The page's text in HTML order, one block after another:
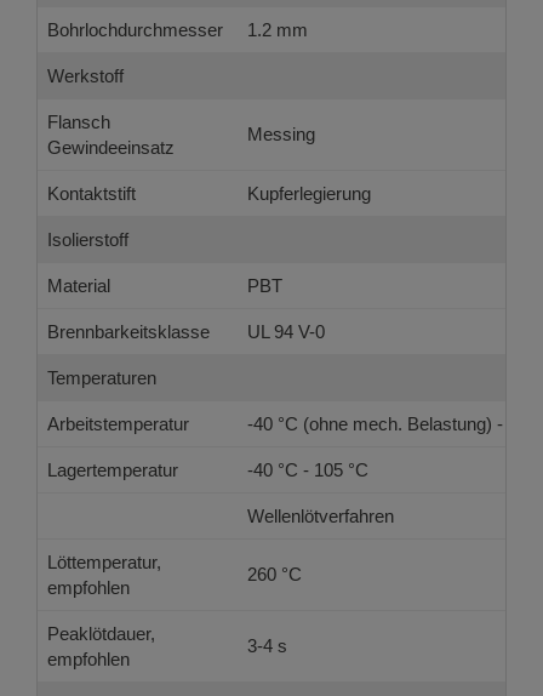
Bohrlochdurchmesser 1.2 mm
Werkstoff
Flansch
Gewindeeinsatz
Messing
Kontaktstift Kupferlegierung
Isolierstoff
Material PBT
Brennbarkeitsklasse UL 94 V-0
Temperaturen
Arbeitstemperatur -40 °C (ohne mech. Belastung) - 105
Lagertemperatur -40 °C - 105 °C
Wellenlötverfahren
Löttemperatur,
empfohlen
260 °C
Peaklötdauer,
empfohlen
3-4 s